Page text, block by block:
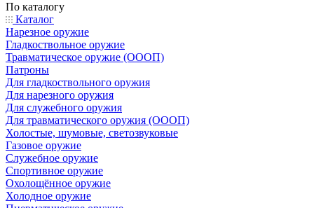
По каталогу
Каталог
Нарезное оружие
Гладкоствольное оружие
Травматическое оружие (ОООП)
Патроны
Для гладкоствольного оружия
Для нарезного оружия
Для служебного оружия
Для травматического оружия (ОООП)
Холостые, шумовые, светозвуковые
Газовое оружие
Служебное оружие
Спортивное оружие
Охолощённое оружие
Холодное оружие